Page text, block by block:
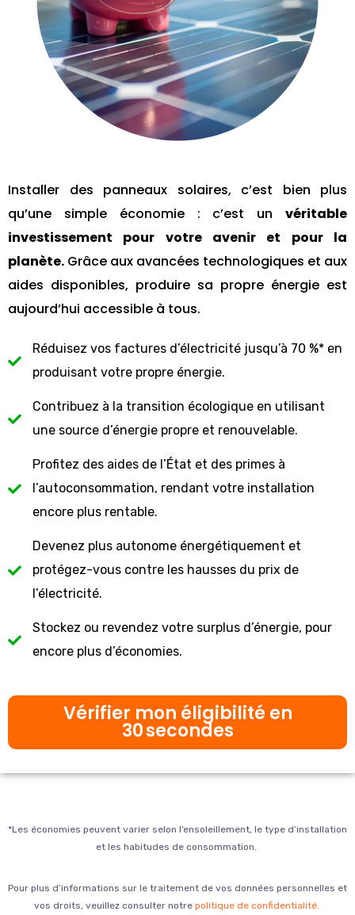
Installer des panneaux solaires, c’est bien plus
qu’une simple économie : c’est un véritable
investissement pour votre avenir et pour la
planète. Grâce aux avancées technologiques et aux
aides disponibles, produire sa propre énergie est
aujourd’hui accessible à tous.
Réduisez vos factures d’électricité jusqu’à 70 %* en
produisant votre propre énergie.
Contribuez à la transition écologique en utilisant
une source d’énergie propre et renouvelable.
Profitez des aides de l’État et des primes à
l’autoconsommation, rendant votre installation
encore plus rentable.
Devenez plus autonome énergétiquement et
protégez-vous contre les hausses du prix de
l’électricité.
Stockez ou revendez votre surplus d’énergie, pour
encore plus d’économies.
Vérifier mon éligibilité en
30 secondes
*Les économies peuvent varier selon l’ensoleillement, le type d’installation
et les habitudes de consommation.
Pour plus d’informations sur le traitement de vos données personnelles et
vos droits, veuillez consulter notre politique de confidentialité.